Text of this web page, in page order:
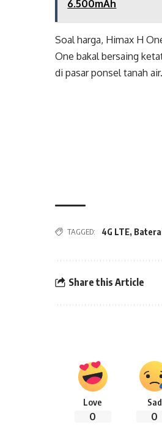
6.500mAh
Soal harga, Himax H
One bakal bersaing
di pasar ponsel tanah air.
TAGGED: 4G LTE,
Share this Article
Love
0
Sad
0